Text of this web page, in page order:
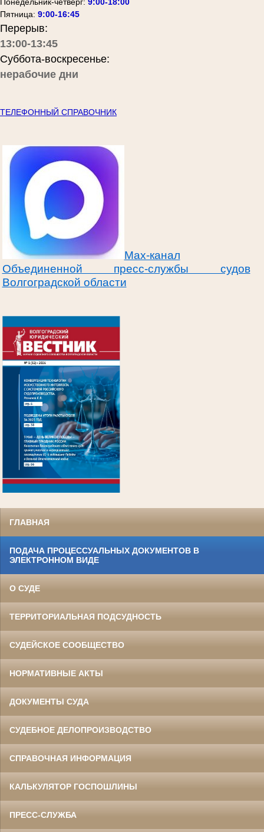
Пятница: 9:00-16:45
Перерыв:
13:00-13:45
Суббота-воскресенье:
нерабочие дни
ТЕЛЕФОННЫЙ СПРАВОЧНИК
Max-канал
Объединенной пресс-службы судов
Волгоградской области
ГЛАВНАЯ
ПОДАЧА ПРОЦЕССУАЛЬНЫХ ДОКУМЕНТОВ В
ЭЛЕКТРОННОМ ВИДЕ
О СУДЕ
ТЕРРИТОРИАЛЬНАЯ ПОДСУДНОСТЬ
СУДЕЙСКОЕ СООБЩЕСТВО
НОРМАТИВНЫЕ АКТЫ
ДОКУМЕНТЫ СУДА
СУДЕБНОЕ ДЕЛОПРОИЗВОДСТВО
СПРАВОЧНАЯ ИНФОРМАЦИЯ
КАЛЬКУЛЯТОР ГОСПОШЛИНЫ
ПРЕСС-СЛУЖБА